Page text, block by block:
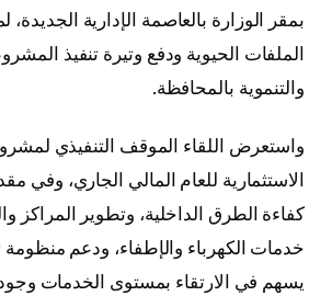
بمقر الوزارة بالعاصمة الإدارية الجديدة،
الملفات الحيوية ودفع وتيرة تنفيذ
والتنموية بالمحافظة.
واستعرض اللقاء الموقف التنفيذي
الاستثمارية للعام المالي الجاري، وفي
كفاءة الطرق الداخلية، وتطوير المراكز
خدمات الكهرباء والإطفاء، ودعم منظومة
يسهم في الارتقاء بمستوى الخدمات